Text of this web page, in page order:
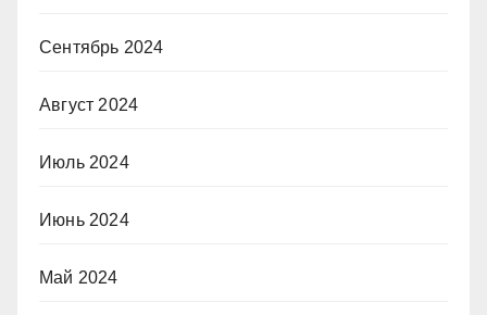
Сентябрь 2024
Август 2024
Июль 2024
Июнь 2024
Май 2024